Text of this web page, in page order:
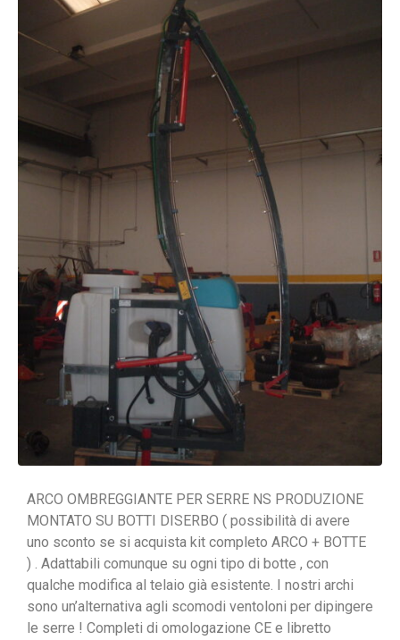
ARCO OMBREGGIANTE PER SERRE NS PRODUZIONE
MONTATO SU BOTTI DISERBO ( possibilità di avere
uno sconto se si acquista kit completo ARCO + BOTTE
) . Adattabili comunque su ogni tipo di botte , con
qualche modifica al telaio già esistente. I nostri archi
sono un’alternativa agli scomodi ventoloni per dipingere
le serre ! Completi di omologazione CE e libretto